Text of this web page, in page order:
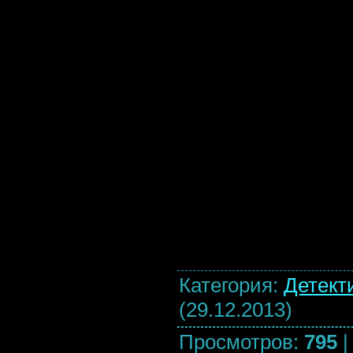
Категория:
(29.12.2013)
Просмотров: 795 |